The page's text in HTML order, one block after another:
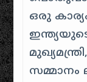
ഒരു
സമ്മാനം